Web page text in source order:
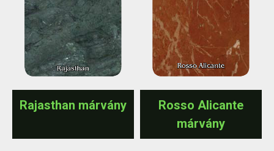
Rajasthan márvány
Rosso Alicante
márvány